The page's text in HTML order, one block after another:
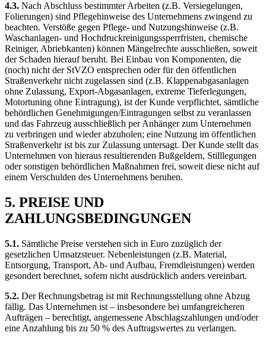
4.3. Nach Abschluss bestimmter Arbeiten (z.B. Versiegelungen,
Folierungen) sind Pflegehinweise des Unternehmens zwingend zu
beachten. Verstöße gegen Pflege- und Nutzungshinweise (z.B.
Waschanlagen- und Hochdruckreinigungssperrfristen, chemische
Reiniger, Abriebkanten) können Mängelrechte ausschließen, soweit
der Schaden hierauf beruht. Bei Einbau von Komponenten, die
(noch) nicht der StVZO entsprechen oder für den öffentlichen
Straßenverkehr nicht zugelassen sind (z.B. Klappenabgasanlagen
ohne Zulassung, Export-Abgasanlagen, extreme Tieferlegungen,
Motortuning ohne Eintragung), ist der Kunde verpflichtet, sämtliche
behördlichen Genehmigungen/Eintragungen selbst zu veranlassen
und das Fahrzeug ausschließlich per Anhänger zum Unternehmen
zu verbringen und wieder abzuholen; eine Nutzung im öffentlichen
Straßenverkehr ist bis zur Zulassung untersagt. Der Kunde stellt das
Unternehmen von hieraus resultierenden Bußgeldern, Stilllegungen
oder sonstigen behördlichen Maßnahmen frei, soweit diese nicht auf
einem Verschulden des Unternehmens beruhen.
5. PREISE UND
ZAHLUNGSBEDINGUNGEN
5.1. Sämtliche Preise verstehen sich in Euro zuzüglich der
gesetzlichen Umsatzsteuer. Nebenleistungen (z.B. Material,
Entsorgung, Transport, Ab- und Aufbau, Fremdleistungen) werden
gesondert berechnet, sofern nicht ausdrücklich anders vereinbart.
5.2. Der Rechnungsbetrag ist mit Rechnungsstellung ohne Abzug
fällig. Das Unternehmen ist – insbesondere bei umfangreicheren
Aufträgen – berechtigt, angemessene Abschlagszahlungen und/oder
eine Anzahlung bis zu 50 % des Auftragswertes zu verlangen.